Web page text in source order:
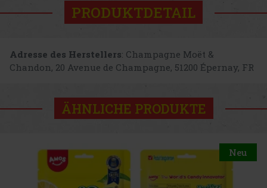
PRODUKTDETAIL
Adresse des Herstellers: Champagne Moët &
Chandon, 20 Avenue de Champagne, 51200 Épernay, FR
ÄHNLICHE PRODUKTE
Neu